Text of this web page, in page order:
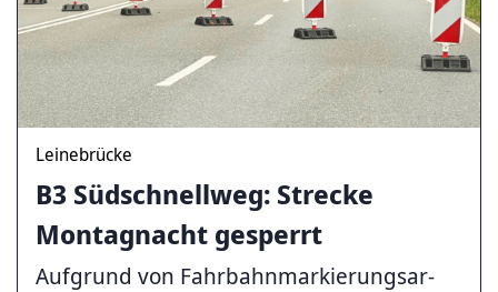
Leinebrücke
B3 Südschnellweg: Strecke
Montagnacht gesperrt
Aufgrund von Fahr­bahn­mar­kierungs­ar­